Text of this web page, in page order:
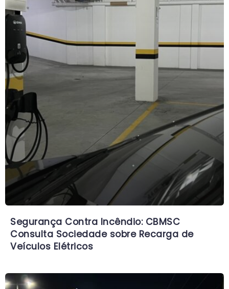
Segurança Contra Incêndio: CBMSC
Consulta Sociedade sobre Recarga de
Veículos Elétricos